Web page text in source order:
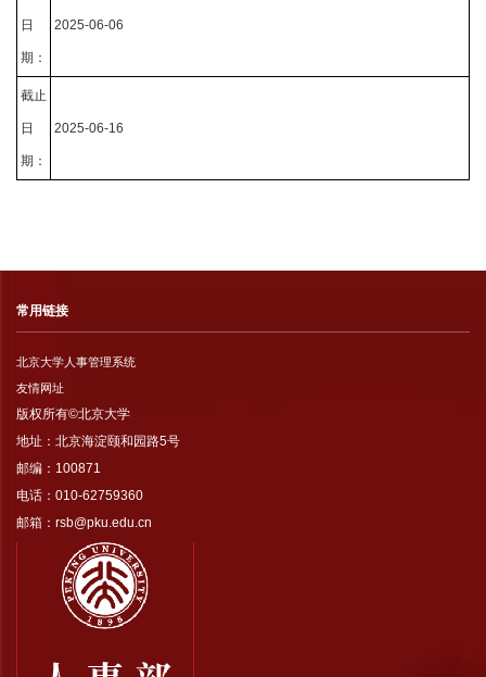
日
期：
2025-06-06
截止
日
期：
2025-06-16
常用链接
北京大学人事管理系统
友情网址
版权所有©北京大学
地址：北京海淀颐和园路5号
邮编：100871
电话：010-62759360
邮箱：rsb@pku.edu.cn